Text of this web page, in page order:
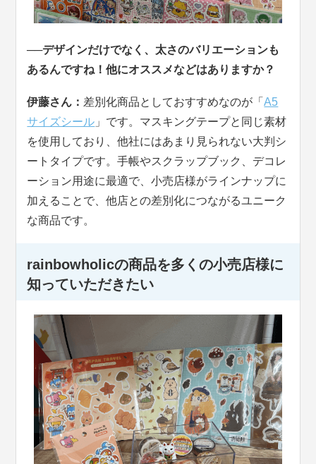
──デザインだけでなく、太さのバリエーションも
あるんですね！他にオススメなどはありますか？
伊藤さん： 差別化商品としておすすめなのが「A5
サイズシール 」です。マスキングテープと同じ素材
を使用しており、他社にはあまり見られない大判シ
ートタイプです。手帳やスクラップブック、デコレ
ーション用途に最適で、小売店様がラインナップに
加えることで、他店との差別化につながるユニーク
な商品です。
rainbowholicの商品を多くの小売店様に
知っていただきたい